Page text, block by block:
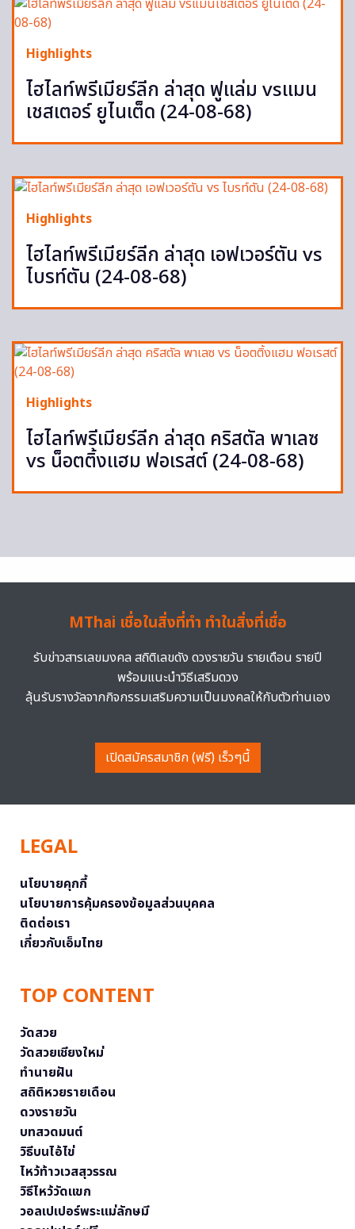
Highlights
ไฮไลท์พรีเมียร์ลีก ล่าสุด ฟูแล่ม vsแมน
เชสเตอร์ ยูไนเต็ด (24-08-68)
Highlights
ไฮไลท์พรีเมียร์ลีก ล่าสุด เอฟเวอร์ตัน vs
ไบรท์ตัน (24-08-68)
Highlights
ไฮไลท์พรีเมียร์ลีก ล่าสุด คริสตัล พาเลซ
vs น็อตติ้งแฮม ฟอเรสต์ (24-08-68)
MThai เชื่อในสิ่งที่ทำ ทำในสิ่งที่เชื่อ
รับข่าวสารเลขมงคล สถิติเลขดัง ดวงรายวัน รายเดือน รายปี
พร้อมแนะนำวิธีเสริมดวง
ลุ้นรับรางวัลจากกิจกรรมเสริมความเป็นมงคลให้กับตัวท่านเอง
เปิดสมัครสมาชิก (ฟรี) เร็วๆนี้
LEGAL
นโยบายคุกกี้
นโยบายการคุ้มครองข้อมูลส่วนบุคคล
ติดต่อเรา
เกี่ยวกับเอ็มไทย
TOP CONTENT
วัดสวย
วัดสวยเชียงใหม่
ทำนายฝัน
สถิติหวยรายเดือน
ดวงรายวัน
บทสวดมนต์
วิธีบนไอ้ไข่
ไหว้ท้าวเวสสุวรรณ
วิธีไหว้วัดแขก
วอลเปเปอร์พระแม่ลักษมี